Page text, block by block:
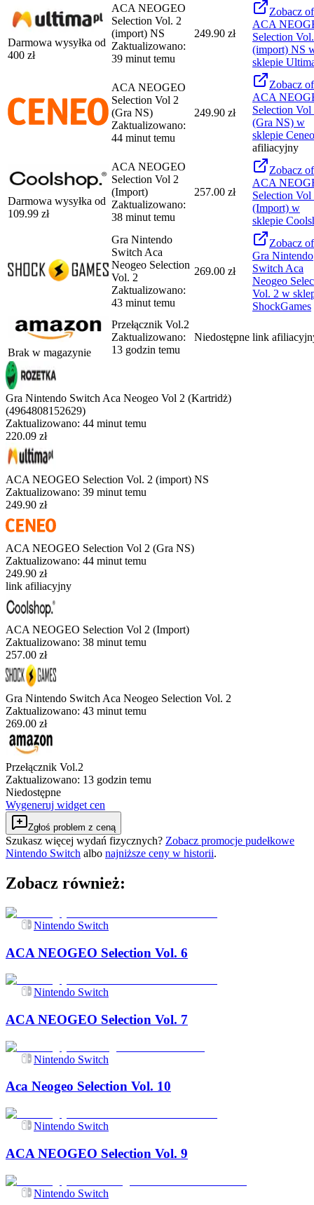
Darmowa wysyłka od
400 zł
ACA NEOGEO
Selection Vol. 2
(import) NS
Zaktualizowano:
39 minut temu
249.90 zł
Zobacz
ACA
Selection
(import) NS
sklepie
ACA NEOGEO
Selection Vol 2
(Gra NS)
Zaktualizowano:
44 minut temu
249.90 zł
Zobacz
ACA
Selection Vol
(Gra NS) w
sklepie Ceneo
afiliacyjny
Darmowa wysyłka od
109.99 zł
ACA NEOGEO
Selection Vol 2
(Import)
Zaktualizowano:
38 minut temu
257.00 zł
Zobacz
ACA
Selection Vol
(Import) w
sklepie
Gra Nintendo
Switch Aca
Neogeo Selection
Vol. 2
Zaktualizowano:
43 minut temu
269.00 zł
Zobacz
Gra Nintendo
Switch Aca
Neogeo
Vol. 2 w
ShockGames
Brak w magazynie
Przełącznik Vol.2
Zaktualizowano:
13 godzin temu
Niedostępne link
Gra Nintendo Switch Aca Neogeo Vol 2 (Kartridż)
(4964808152629)
Zaktualizowano: 44 minut temu
220.09 zł
ACA NEOGEO Selection Vol. 2 (import) NS
Zaktualizowano: 39 minut temu
249.90 zł
ACA NEOGEO Selection Vol 2 (Gra NS)
Zaktualizowano: 44 minut temu
249.90 zł
link afiliacyjny
ACA NEOGEO Selection Vol 2 (Import)
Zaktualizowano: 38 minut temu
257.00 zł
Gra Nintendo Switch Aca Neogeo Selection Vol. 2
Zaktualizowano: 43 minut temu
269.00 zł
Przełącznik Vol.2
Zaktualizowano: 13 godzin temu
Niedostępne
Wygeneruj widget cen
Zgłoś problem z ceną
Szukasz więcej wydań fizycznych? Zobacz promocje pudełkowe
Nintendo Switch albo najniższe ceny w historii.
Zobacz również:
Nintendo Switch
ACA NEOGEO Selection Vol. 6
Nintendo Switch
ACA NEOGEO Selection Vol. 7
Nintendo Switch
Aca Neogeo Selection Vol. 10
Nintendo Switch
ACA NEOGEO Selection Vol. 9
Nintendo Switch